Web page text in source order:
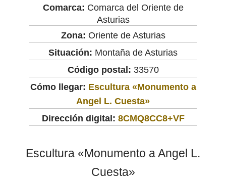
Comarca: Comarca del Oriente de
Asturias
Zona: Oriente de Asturias
Situación: Montaña de Asturias
Código postal: 33570
Cómo llegar: Escultura «Monumento a
Angel L. Cuesta»
Dirección digital: 8CMQ8CC8+VF
Escultura «Monumento a Angel L.
Cuesta»